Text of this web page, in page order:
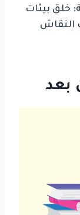
خلق بيئات
النقاش
بعد